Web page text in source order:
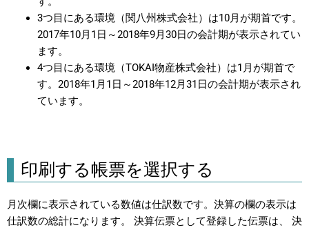
3つ目にある環境（関八州株式会社）は10月が期首です。
2017年10月1日～2018年9月30日の会計期が表示されてい
ます。
4つ目にある環境（TOKAI物産株式会社）は1月が期首で
す。2018年1月1日～2018年12月31日の会計期が表示され
ています。
印刷する帳票を選択する
月次欄に表示されている数値は仕訳数です。決算の欄の表示は
仕訳数の総計になります。 決算伝票として登録した伝票は、 決